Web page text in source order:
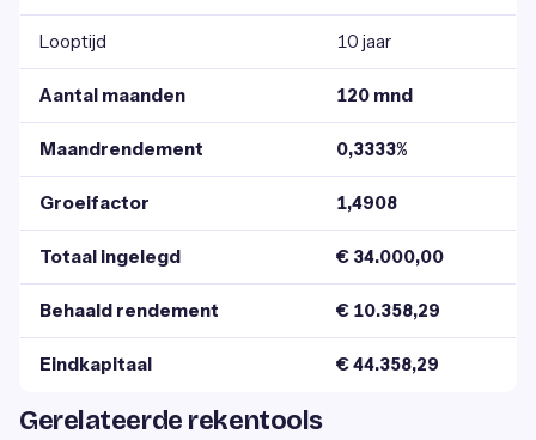
Looptijd 10 jaar
Aantal maanden 120 mnd
Maandrendement 0,3333%
Groeifactor 1,4908
Totaal ingelegd € 34.000,00
Behaald rendement € 10.358,29
Eindkapitaal € 44.358,29
Gerelateerde rekentools